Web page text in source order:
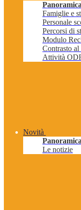
Panoramica
Famiglie e
Personale
Percorsi di
Modulo
Contrasto
Attività
Novità
Panoramica
Le notizie